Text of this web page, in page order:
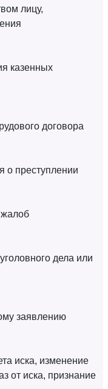
лицу,
казенных
договора
о преступлении
дела или
заявлению
иска, изменение
от иска, признание